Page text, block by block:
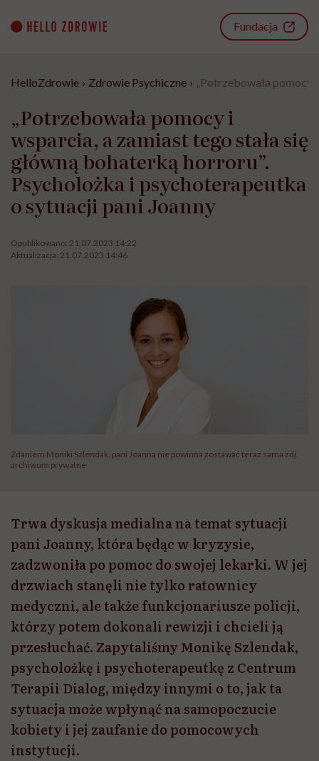
content
Fundacja
HelloZdrowie › Zdrowie Psychiczne › „Potrzebowała pomocy
„Potrzebowała pomocy i
wsparcia, a zamiast tego stała się
główną bohaterką horroru”.
Psycholożka i psychoterapeutka
o sytuacji pani Joanny
Opublikowano: 21.07.2023 14:22
Aktualizacja: 21.07.2023 14:46
Zdaniem Moniki Szlendak, pani Joanna nie powinna zostawać teraz sama zdj.
archiwum prywatne
Trwa dyskusja medialna na temat sytuacji
pani Joanny, która będąc w kryzysie,
zadzwoniła po pomoc do swojej lekarki. W jej
drzwiach stanęli nie tylko ratownicy
medyczni, ale także funkcjonariusze policji,
którzy potem dokonali rewizji i chcieli ją
przesłuchać. Zapytaliśmy Monikę Szlendak,
psycholożkę i psychoterapeutkę z Centrum
Terapii Dialog, między innymi o to, jak ta
sytuacja może wpłynąć na samopoczucie
kobiety i jej zaufanie do pomocowych
instytucji.